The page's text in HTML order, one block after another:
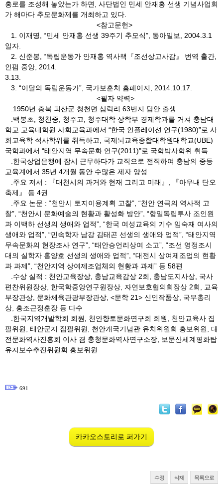
홍로를 조성해 놓았는가 하면, 사단법인 민세 안재홍 선생 기념사업회
가 해마다 추모문화제를 개최하고 있다.
<참고문헌>
1. 이재명, “민세 안재홍 선생 39주기 추모식”, 동아일보, 2004.3.1
일자.
2. 신준봉, “독립운동가 안재홍 역사책『조선상고사감』 번역 출간,
인펌 중앙, 2014.
3.13.
3. “이달의 독립운동가”, 국가보훈처 홈페이지, 2014.10.17.
<필자 약력>
.1950년 충북 괴산군 청천면 삼락리 63번지 담안 출생
.백봉초, 청천중, 청주고, 청주대학 상학부 경제학과를 거쳐 충남대
학교 교육대학원 사회교육과에서 “한국 인플레이션 연구(1980)”로 사
회교육학 석사학위를 취득하고, 국제뇌교육종합대학원대학교(UBE)
국학과에서 “태안지역 무속문화 연구(2011)"로 국학박사학위 취득
.한국상업은행에 잠시 근무하다가 교직으로 전직하여 충남의 중등
교육계에서 35년 4개월 동안 수많은 제자 양성
.주요 저서 : 『대천시의 과거와 현재 그리고 미래』, 『아우내 단오
축제』 등 4권
.주요 논문 : “천안시 토지이용계획 고찰”, “천안 연극의 역사적 고
찰”, “천안시 문화예술의 현황과 활성화 방안”, “항일독립투사 조인원
과 이백하 선생의 생애와 업적”, “한국 여성교육의 기수 임숙재 여사의
생애와 업적”, “민속학자 남강 김태곤 선생의 생애와 업적”, “태안지역
무속문화의 현장조사 연구”, “태안승언리상여 소고”, “조선 영정조시
대의 실학자 홍양호 선생의 생애와 업적”, “대전시 상여제조업의 현황
과 과제”, “천안지역 상여제조업체의 현황과 과제” 등 58편
.수상 실적 : 천안교육장상, 충남교육감상 2회, 충남도지사상, 국사
편찬위원장상, 한국학중앙연구원장상, 자연보호협의회장상 2회, 교육
부장관상, 문화체육관광부장관상, <문학 21> 신인작품상, 국무총리
상, 홍조근정훈장 등 다수
.한국지역개발학회 회원, 천안향토문화연구회 회원, 천안교육사 집
필위원, 태안군지 집필위원, 천안개국기념관 유치위원회 홍보위원, 대
전문화역사진흥회 이사 겸 충청문화역사연구소장, 보문산세계평화탑
유지보수추진위원회 홍보위원
691
카카오스토리로 퍼가기
수정 삭제 목록으로